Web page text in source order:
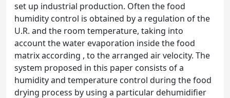
set up industrial production. Often the food
humidity control is obtained by a regulation of the
U.R. and the room temperature, taking into
account the water evaporation inside the food
matrix according , to the arranged air velocity. The
system proposed in this paper consists of a
humidity and temperature control during the food
drying process by using a particular dehumidifier